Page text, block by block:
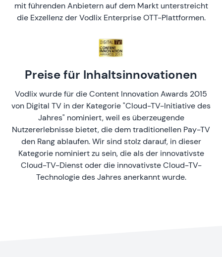
mit führenden Anbietern auf dem Markt unterstreicht
die Exzellenz der Vodlix Enterprise OTT-Plattformen.
Preise für Inhaltsinnovationen
Vodlix wurde für die Content Innovation Awards 2015
von Digital TV in der Kategorie "Cloud-TV-Initiative des
Jahres" nominiert, weil es überzeugende
Nutzererlebnisse bietet, die dem traditionellen Pay-TV
den Rang ablaufen. Wir sind stolz darauf, in dieser
Kategorie nominiert zu sein, die als der innovativste
Cloud-TV-Dienst oder die innovativste Cloud-TV-
Technologie des Jahres anerkannt wurde.